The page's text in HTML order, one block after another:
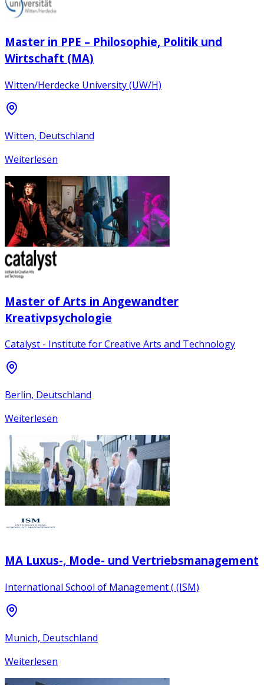
Master in PPE – Philosophie, Politik und
Wirtschaft (MA)
Witten/Herdecke University (UW/H)
Witten, Deutschland
Weiterlesen
Master of Arts in Angewandter
Kreativpsychologie
Catalyst - Institute for Creative Arts and Technology
Berlin, Deutschland
Weiterlesen
MA Luxus-, Mode- und Vertriebsmanagement
International School of Management ( (ISM)
Munich, Deutschland
Weiterlesen